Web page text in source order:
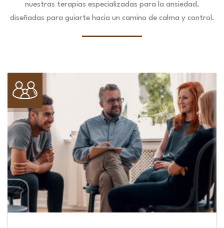
nuestras terapias especializadas para la ansiedad,
diseñadas para guiarte hacia un camino de calma y control.